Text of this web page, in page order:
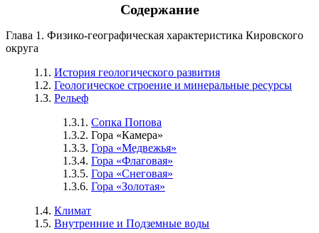
Содержание
Глава 1. Физико-географическая характеристика Кировского
округа
1.1. История геологического развития
1.2. Геологическое строение и минеральные ресурсы
1.3. Рельеф
1.3.1. Сопка Попова
1.3.2. Гора «Камера»
1.3.3. Гора «Медвежья»
1.3.4. Гора «Флаговая»
1.3.5. Гора «Снеговая»
1.3.6. Гора «Золотая»
1.4. Климат
1.5. Внутренние и Подземные воды